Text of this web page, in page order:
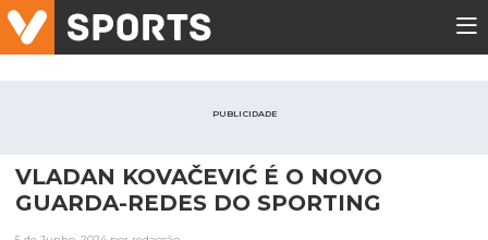
PUBLICIDADE
VLADAN KOVAČEVIĆ É O NOVO
GUARDA-REDES DO SPORTING